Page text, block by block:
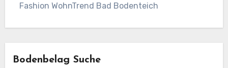
Fashion WohnTrend Bad Bodenteich
Bodenbelag Suche